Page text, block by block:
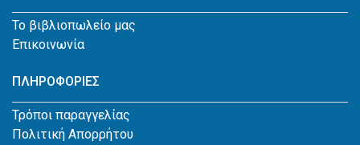
Το βιβλιοπωλείο μας
Επικοινωνία
ΠΛΗΡΟΦΟΡΙΕΣ
Τρόποι παραγγελίας
Πολιτική Απορρήτου